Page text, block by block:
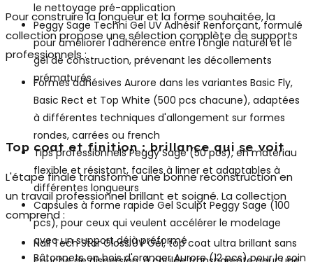
le nettoyage pré-application
Peggy Sage Techni Gel UV Adhésif Renforçant, formulé
pour améliorer l'adhérence entre l'ongle naturel et le
gel de construction, prévenant les décollements
prématurés
Pour construire la longueur et la forme souhaitée, la
collection propose une sélection complète de supports
professionnels :
Formes adhésives Aurore dans les variantes Basic Fly,
Basic Rect et Top White (500 pcs chacune), adaptées
à différentes techniques d'allongement sur formes
rondes, carrées ou french
Tips professionnels Peggy Sage(50 pcs), en matériau
flexible et résistant, faciles à limer et adaptables à
différentes longueurs
Capsules à forme rapide Gel Sculpt Peggy Sage (100
pcs), pour ceux qui veulent accélérer le modelage
avec un support déjà préformé
Bâtonnets en bois d'oranger Aurore(12 pcs) pour le soin
Top coat et finition : brillance qui se voit
L'étape finale transforme une bonne reconstruction en
un travail professionnel brillant et soigné. La collection
comprend :
Nail Tech Star Gloss UV Gel, top coat ultra brillant sans